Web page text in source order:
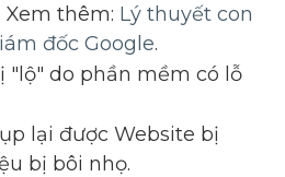
Xem thêm: Lý thuyết con
đốc Google.
"lộ" do phần mềm có lỗ
lại được Website bị
bị bôi nhọ.